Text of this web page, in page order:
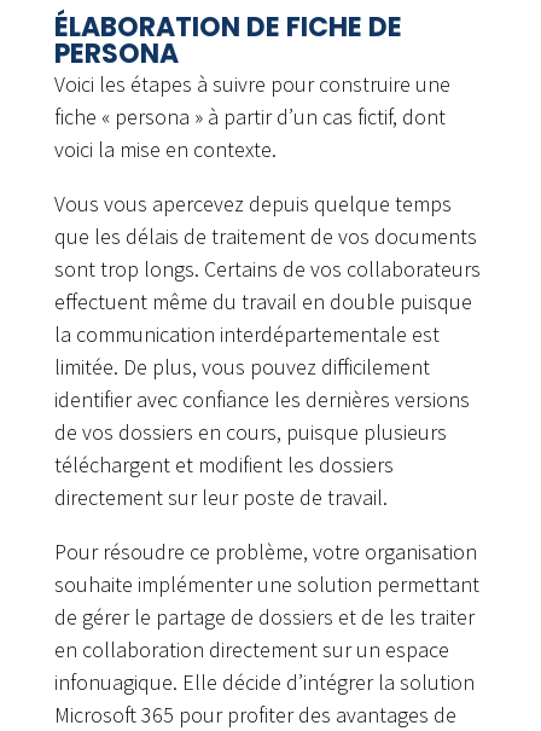
ÉLABORATION DE FICHE DE
PERSONA
Voici les étapes à suivre pour construire une
fiche « persona » à partir d’un cas fictif, dont
voici la mise en contexte.
Vous vous apercevez depuis quelque temps
que les délais de traitement de vos documents
sont trop longs. Certains de vos collaborateurs
effectuent même du travail en double puisque
la communication interdépartementale est
limitée. De plus, vous pouvez difficilement
identifier avec confiance les dernières versions
de vos dossiers en cours, puisque plusieurs
téléchargent et modifient les dossiers
directement sur leur poste de travail.
Pour résoudre ce problème, votre organisation
souhaite implémenter une solution permettant
de gérer le partage de dossiers et de les traiter
en collaboration directement sur un espace
infonuagique. Elle décide d’intégrer la solution
Microsoft 365 pour profiter des avantages de